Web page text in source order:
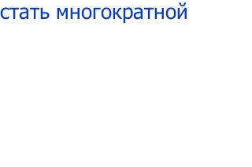
стать многократной